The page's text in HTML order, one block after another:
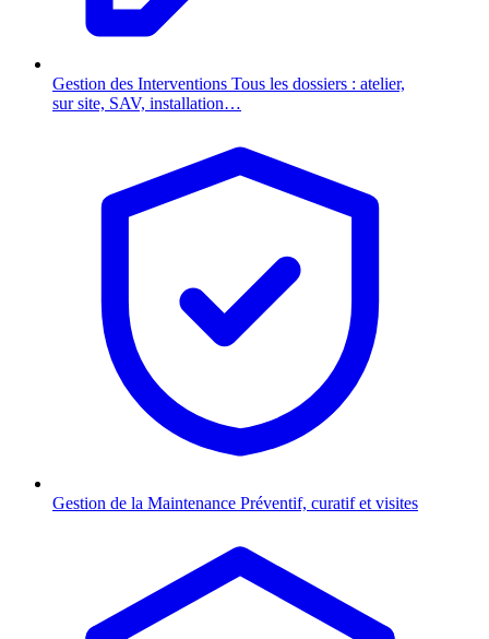
Gestion des Interventions Tous les dossiers : atelier,
sur site, SAV, installation…
Gestion de la Maintenance Préventif, curatif et visites